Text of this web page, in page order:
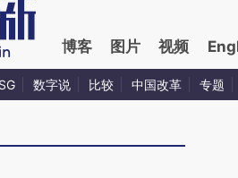
博客 图片 视频
数字说 比较 中国改革 专题